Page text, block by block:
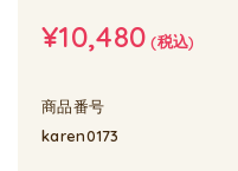
¥10,480 (税込)
商品番号
karen0173